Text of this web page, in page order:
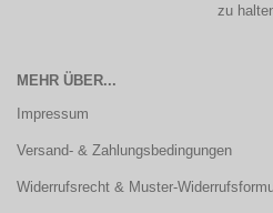
zu
MEHR ÜBER...
Impressum
Versand- & Zahlungsbedingungen
Widerrufsrecht & Muster-